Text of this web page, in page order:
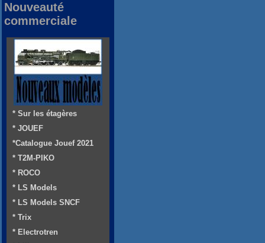
Nouveauté
commerciale
* Sur les étagères
* JOUEF
*Catalogue Jouef 2021
* T2M-PIKO
* ROCO
* LS Models
* LS Models SNCF
* Trix
* Electrotren